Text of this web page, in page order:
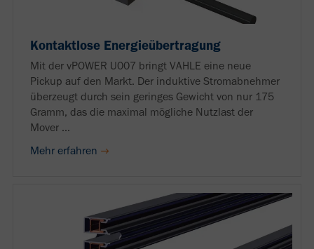
Kontaktlose Energieübertragung
Mit der vPOWER U007 bringt VAHLE eine neue
Pickup auf den Markt. Der induktive Stromabnehmer
überzeugt durch sein geringes Gewicht von nur 175
Gramm, das die maximal mögliche Nutzlast der
Mover ...
Mehr erfahren